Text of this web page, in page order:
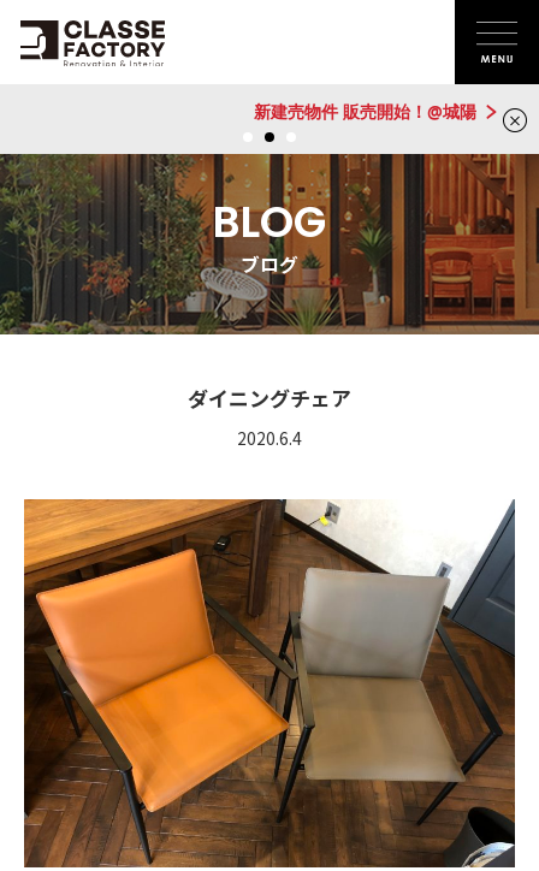
新建売物件 販売開始！@城陽
BLOG
ブログ
ダイニングチェア
2020.6.4